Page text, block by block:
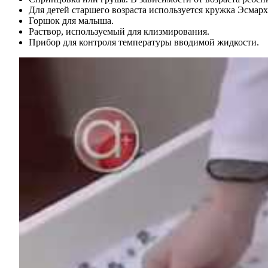
Для детей старшего возраста используется кружка
Горшок для малыша.
Раствор, используемый для клизмирования.
Прибор для контроля температуры вводимой жидкости.